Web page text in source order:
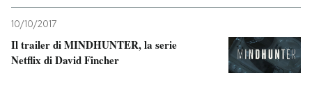
NEWSLETTER
10/10/2017
Il trailer di MINDHUNTER, la serie
Netflix di David Fincher